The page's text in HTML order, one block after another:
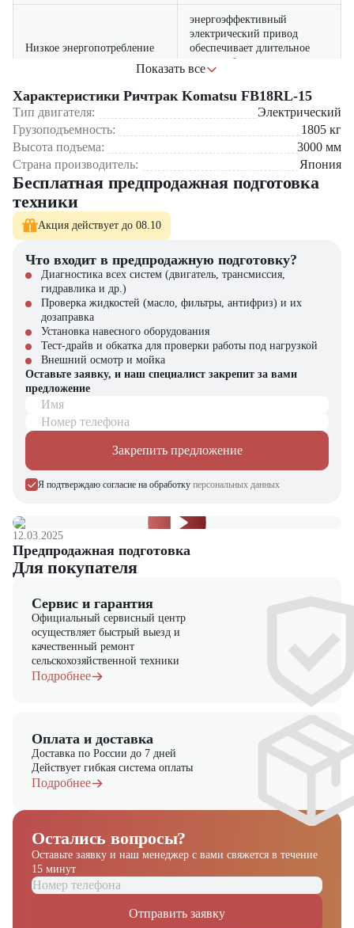
Низкое энергопотребление
энергоэффективный
электрический привод
обеспечивает длительное
время работы на одном
заряде
Удобство и безопасность
оператора
комфортное рабочее место,
простое управление и
эффективные тормозные
системы повышают
Надежность от Komatsu
бренд с мировым именем
доступность сервисного
обслуживания
Где применяется ричтрак Komatsu FB18RL-15?
Крупные логистические хабы класса А++
Производственные комплексы тяжелой промышленности
Дистрибьюторские центры федерального уровня
Предприятия с круглосуточным режимом работы
Почему стоит выбрать Komatsu FB18RL-15?
Оптимальное сочетание грузоподъемности и компактности
Энергоэффективность и низкие затраты
Надежность и долговечность
Купить ричтрак Komatsu FB18RL-15 в компании "ЦТО"
Компания "ЦТО" – официальный дилер техники Komatsu,
предлагающий новые модели складского оборудования с гарантией.
У нас вы найдете: широкий выбор спецтехники, вилочных
погрузчиков, малой складской техники, навесного оборудования,
запчасти для долгосрочной эксплуатации, профессиональные
консультации по выбору техники.
Мы осуществляем быструю доставку по всей России и
обеспечиваем сервисное обслуживание и ремонт.
заказа!
Выбирайте надежность и качество – выбирайте Komatsu
FB18RL-15 в "ЦТО"!
Показать все
Характеристики Ричтрак Komatsu FB18RL-15
Тип двигателя:
Электрический
Грузоподъемность:
1805 кг
Высота подъема:
3000 мм
Страна производитель:
Япония
Бесплатная предпродажная подготовка
техники
Акция действует до 08.10
Что входит в предпродажную подготовку?
Диагностика всех систем (двигатель, трансмиссия,
гидравлика и др.)
Проверка жидкостей (масло, фильтры, антифриз) и их
дозаправка
Установка навесного оборудования
Тест-драйв и обкатка для проверки работы под нагрузкой
Внешний осмотр и мойка
Оставьте заявку, и наш специалист закрепит за вами
предложение
Имя
Номер телефона
Закрепить предложение
Я подтверждаю согласие на обработку персональных данных
12.03.2025
Предпродажная подготовка
Для покупателя
Сервис и гарантия
Официальный сервисный центр
осуществляет быстрый выезд и
качественный ремонт
сельскохозяйственной техники
Подробнее
Оплата и доставка
Доставка по России до 7 дней
Действует гибкая система оплаты
Подробнее
Остались вопросы?
Оставьте заявку и наш менеджер с вами свяжется в течение
15 минут
Отправить заявку